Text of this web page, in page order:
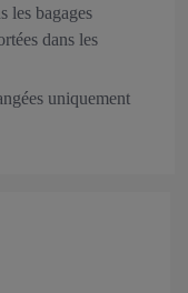
les bagages
dans les
uniquement